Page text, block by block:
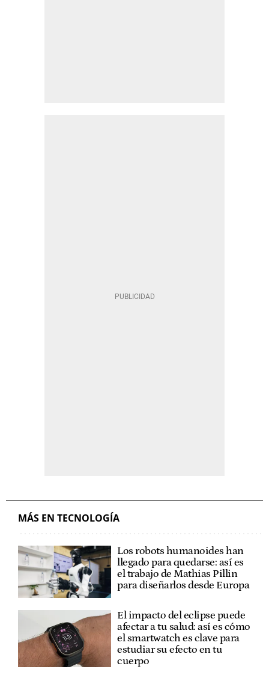
MÁS EN TECNOLOGÍA
Los robots humanoides han
llegado para quedarse: así es
el trabajo de Mathias Pillin
para diseñarlos desde Europa
El impacto del eclipse puede
afectar a tu salud: así es cómo
el smartwatch es clave para
estudiar su efecto en tu
cuerpo